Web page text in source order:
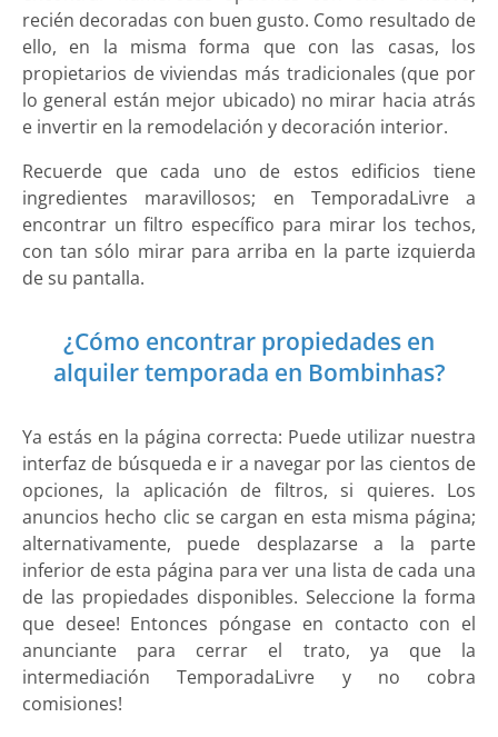
recién decoradas con buen gusto. Como resultado de
ello, en la misma forma que con las casas, los
propietarios de viviendas más tradicionales (que por
lo general están mejor ubicado) no mirar hacia atrás
e invertir en la remodelación y decoración interior.
Recuerde que cada uno de estos edificios tiene
ingredientes maravillosos; en TemporadaLivre a
encontrar un filtro específico para mirar los techos,
con tan sólo mirar para arriba en la parte izquierda
de su pantalla.
¿Cómo encontrar propiedades en
alquiler temporada en Bombinhas?
Ya estás en la página correcta: Puede utilizar nuestra
interfaz de búsqueda e ir a navegar por las cientos de
opciones, la aplicación de filtros, si quieres. Los
anuncios hecho clic se cargan en esta misma página;
alternativamente, puede desplazarse a la parte
inferior de esta página para ver una lista de cada una
de las propiedades disponibles. Seleccione la forma
que desee! Entonces póngase en contacto con el
anunciante para cerrar el trato, ya que la
intermediación TemporadaLivre y no cobra
comisiones!